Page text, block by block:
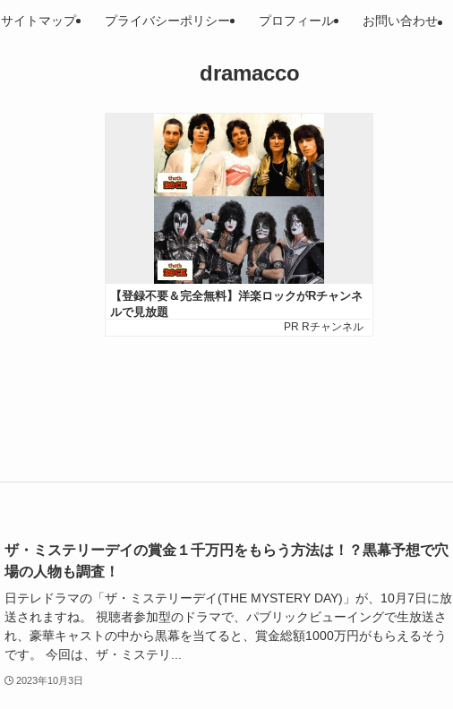
dramacco
サイトマップ プライバシーポリシー プロフィール お問い合わせ
ザ・ミステリーデイの賞金１千万円をもらう方法は！？黒幕予想で穴
場の人物も調査！
日テレドラマの「ザ・ミステリーデイ(THE MYSTERY DAY)」が、10月7日に放
送されますね。 視聴者参加型のドラマで、パブリックビューイングで生放送さ
れ、豪華キャストの中から黒幕を当てると、賞金総額1000万円がもらえるそう
です。 今回は、ザ・ミステリ...
2023年10月3日